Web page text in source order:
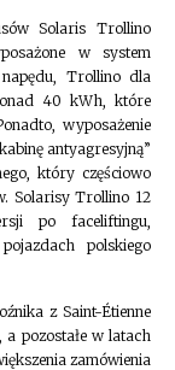
Solaris Trollino
w system
Trollino dla
40 kWh, które
wyposażenie
antyagresyjną”
który częściowo
Solarisy Trollino 12
po faceliftingu,
polskiego
z Saint-Étienne
pozostałe w latach
zamówienia